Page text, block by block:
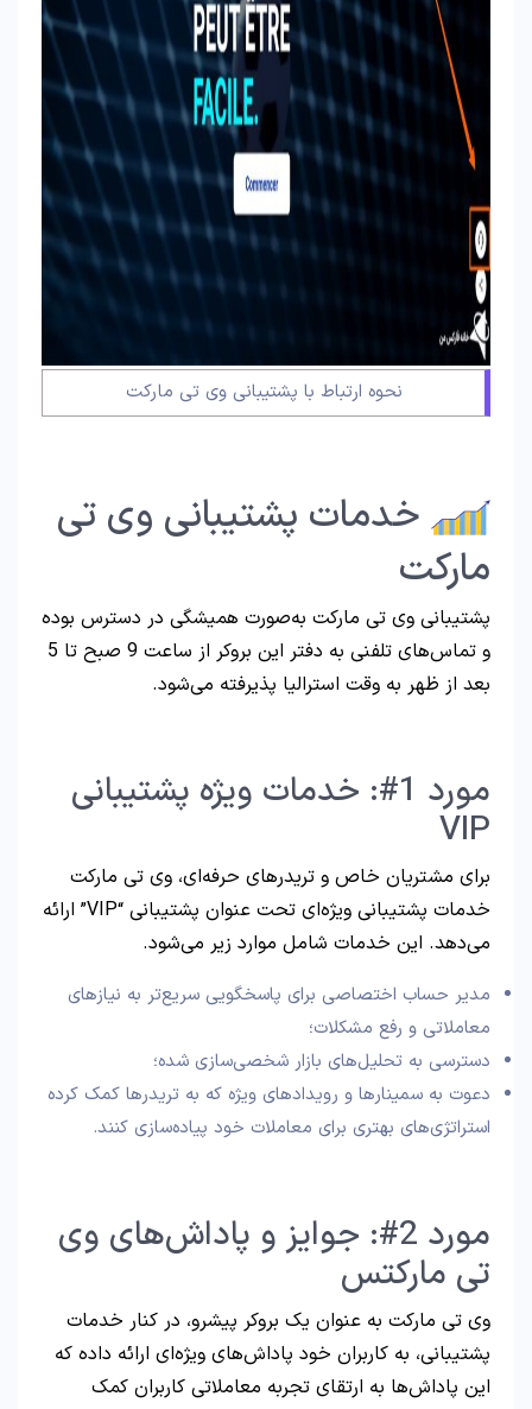
نحوه ارتباط با پشتیبانی وی تی مارکت
خدمات پشتیبانی وی تی
مارکت
پشتیبانی وی تی مارکت به‌صورت همیشگی در دسترس بوده
و تماس‌های تلفنی به دفتر این بروکر از ساعت 9 صبح تا 5
بعد از ظهر به وقت استرالیا پذیرفته می‌شود.
مورد 1#: خدمات ویژه پشتیبانی
VIP
برای مشتریان خاص و تریدرهای حرفه‌ای، وی تی مارکت
خدمات پشتیبانی ویژه‌ای تحت عنوان پشتیبانی “VIP” ارائه
می‌دهد. این خدمات شامل موارد زیر می‌شود.
مدیر حساب اختصاصی برای پاسخگویی سریع‌تر به نیازهای
معاملاتی و رفع مشکلات؛
دسترسی به تحلیل‌های بازار شخصی‌سازی شده؛
دعوت به سمینارها و رویدادهای ویژه که به تریدرها کمک کرده
استراتژی‌های بهتری برای معاملات خود پیاده‌سازی کنند.
مورد 2#: جوایز و پاداش‌های وی
تی مارکتس
وی تی مارکت به عنوان یک بروکر پیشرو، در کنار خدمات
پشتیبانی، به کاربران خود پاداش‌های ویژه‌ای ارائه داده که
این پاداش‌ها به ارتقای تجربه معاملاتی کاربران کمک